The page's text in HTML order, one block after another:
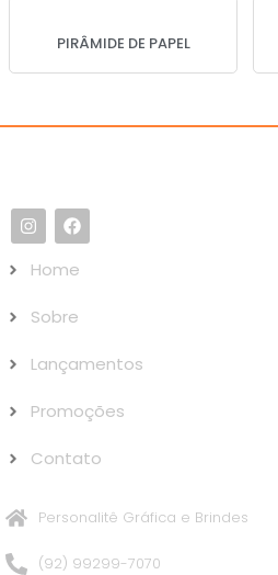
PIRÂMIDE DE PAPEL
Home
Sobre
Lançamentos
Promoções
Contato
Personalitê Gráfica e Brindes
(92) 99299-7070